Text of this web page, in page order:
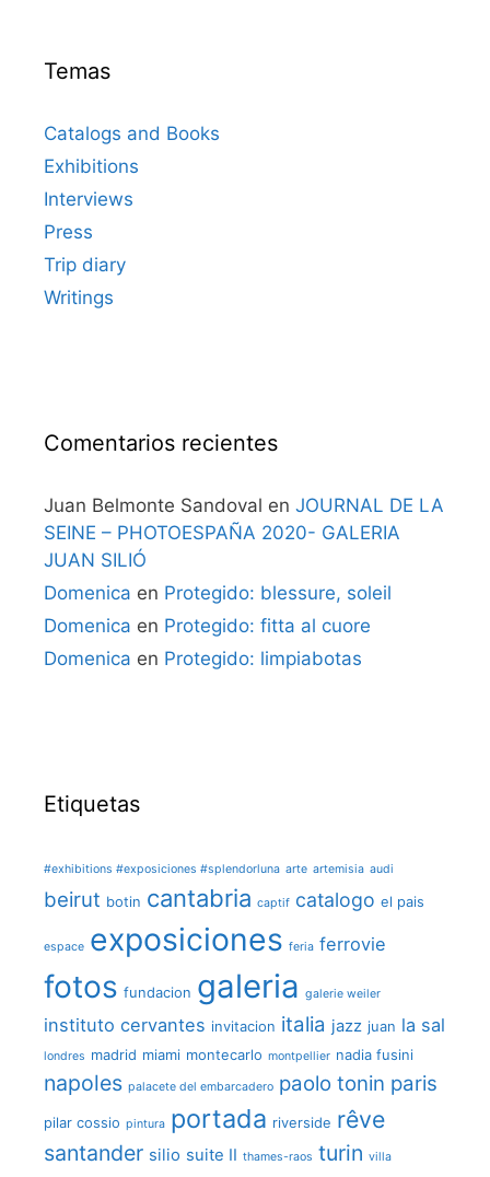
Temas
Catalogs and Books
Exhibitions
Interviews
Press
Trip diary
Writings
Comentarios recientes
Juan Belmonte Sandoval en JOURNAL DE LA
SEINE – PHOTOESPAÑA 2020- GALERIA
JUAN SILIÓ
Domenica en Protegido: blessure, soleil
Domenica en Protegido: fitta al cuore
Domenica en Protegido: limpiabotas
Etiquetas
#exhibitions #exposiciones #splendorluna arte artemisia audi
beirut botin cantabria captif catalogo el pais
espace exposiciones feria ferrovie
fotos fundacion galeria galerie weiler
instituto cervantes invitacion italia jazz juan la sal
londres madrid miami montecarlo montpellier nadia fusini
napoles palacete del embarcadero paolo tonin paris
pilar cossio pintura portada riverside rêve
santander silio suite II thames-raos turin villa